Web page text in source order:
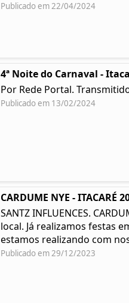
Publicado em 22/04/2024
4ª Noite do Carnaval -
Por Rede Portal.
Publicado em 13/02/2024
CARDUME NYE - ITACARÉ
SANTZ INFLUENCES.
local. Já realizamos festas
estamos realizando com
Publicado em 29/12/2023